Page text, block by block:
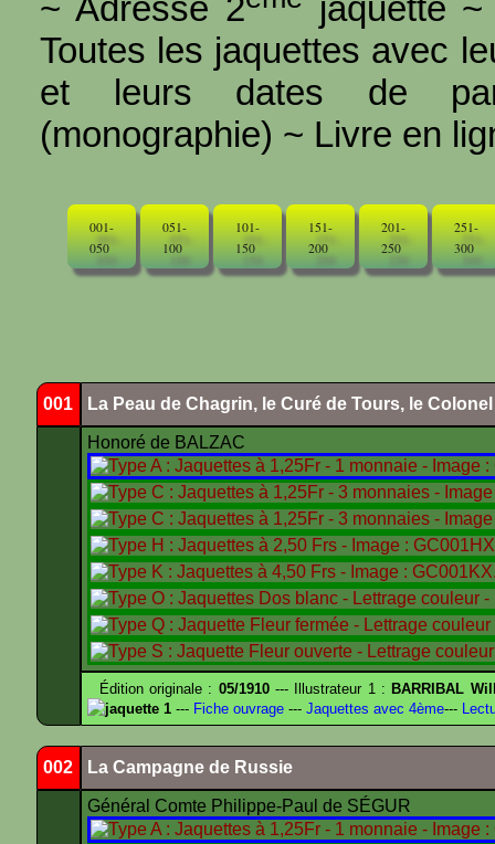
~ Adresse 2
jaquette
Toutes les jaquettes avec
et leurs dates de
(monographie) ~ Livre en
001-
050
051-
100
101-
150
151-
200
201-
250
251-
300
001 La Peau de Chagrin, le Curé de Tours, le
Honoré de BALZAC
Édition originale : 05/1910--- Illustrateur 1 : BARRIBAL
jaquette 1 --- Fiche ouvrage --- Jaquettes avec 4ème---
002 La Campagne de Russie
Général Comte Philippe-Paul de SÉGUR